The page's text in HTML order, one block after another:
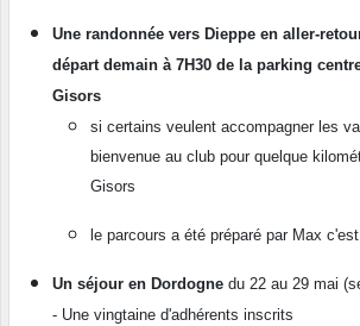
Une randonnée vers Dieppe en aller-
départ demain à 7H30 de la parking
Gisors
si certains veulent accompagner les
bienvenue au club pour quelque
Gisors
le parcours a été préparé par Max
Un séjour en Dordogne du 22 au 29 mai
- Une vingtaine d'adhérents inscrits